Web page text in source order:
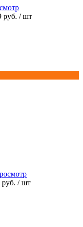
руб. / шт
руб. / шт